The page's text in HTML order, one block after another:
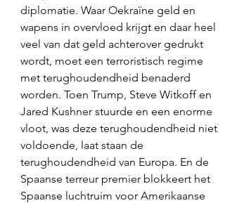
diplomatie. Waar Oekraïne geld en
wapens in overvloed krijgt en daar heel
veel van dat geld achterover gedrukt
wordt, moet een terroristisch regime
met terughoudendheid benaderd
worden. Toen Trump, Steve Witkoff en
Jared Kushner stuurde en een enorme
vloot, was deze terughoudendheid niet
voldoende, laat staan de
terughoudendheid van Europa. En de
Spaanse terreur premier blokkeert het
Spaanse luchtruim voor Amerikaanse